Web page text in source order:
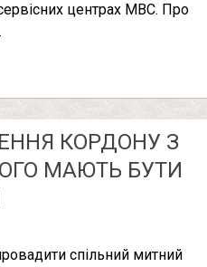
центрах МВС. Про
КОРДОНУ З
МАЮТЬ БУТИ
спільний митний